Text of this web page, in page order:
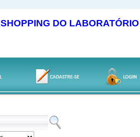
SHOPPING DO